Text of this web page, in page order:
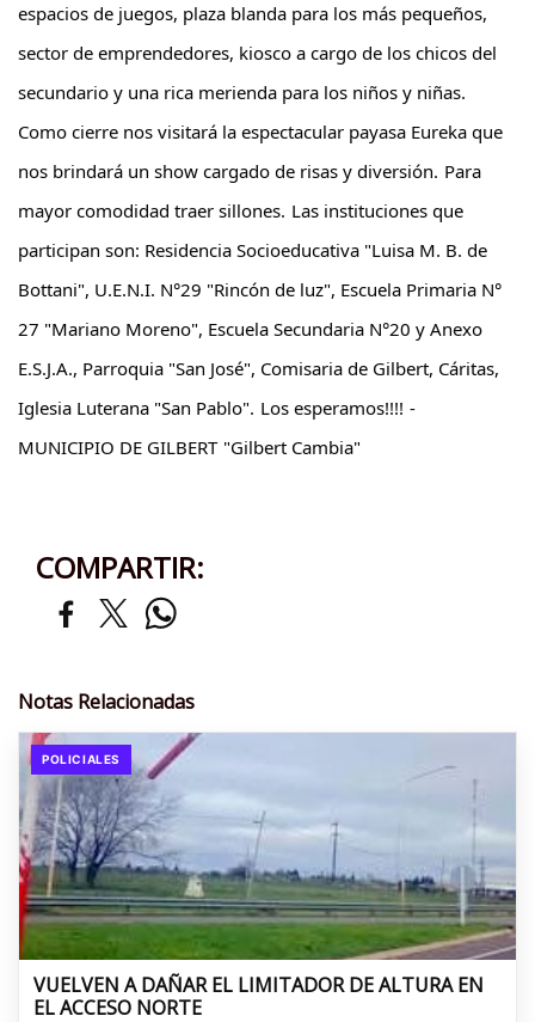
espacios de juegos, plaza blanda para los más pequeños,
sector de emprendedores, kiosco a cargo de los chicos del
secundario y una rica merienda para los niños y niñas.
Como cierre nos visitará la espectacular payasa Eureka que
nos brindará un show cargado de risas y diversión. Para
mayor comodidad traer sillones. Las instituciones que
participan son: Residencia Socioeducativa "Luisa M. B. de
Bottani", U.E.N.I. N°29 "Rincón de luz", Escuela Primaria N°
27 "Mariano Moreno", Escuela Secundaria N°20 y Anexo
E.S.J.A., Parroquia "San José", Comisaria de Gilbert, Cáritas,
Iglesia Luterana "San Pablo". Los esperamos!!!! -
MUNICIPIO DE GILBERT "Gilbert Cambia"
COMPARTIR:
Notas Relacionadas
POLICIALES
VUELVEN A DAÑAR EL LIMITADOR DE ALTURA EN
EL ACCESO NORTE